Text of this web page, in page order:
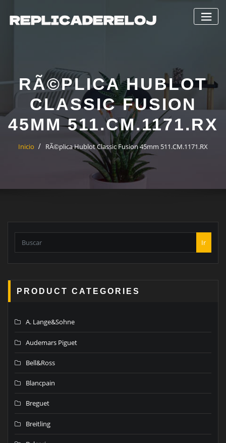
contenido
RÃ©PLICA HUBLOT
CLASSIC FUSION
45MM 511.CM.1171.RX
Inicio RÃ©plica Hublot Classic Fusion 45mm 511.CM.1171.RX
Ir
PRODUCT CATEGORIES
A. Lange&Sohne
Audemars Piguet
Bell&Ross
Blancpain
Breguet
Breitling